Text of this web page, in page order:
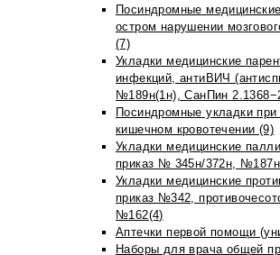
Посиндромные
остром нарушении
(7)
Укладки медицинские
инфекций, антиВИЧ
№189н(1н), СанПин
Посиндромные укладки
кишечном кровотечении (9)
Укладки медицинские
приказ № 345н/372н,
Укладки медицинские
приказ №342,
№162(4)
Аптечки первой помощи
Наборы для врача общей